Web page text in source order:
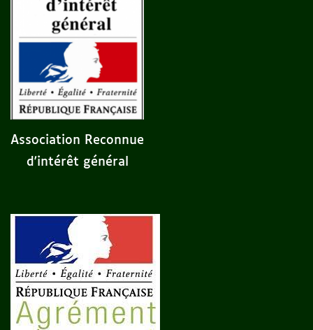
Association Reconnue
d'intérêt général